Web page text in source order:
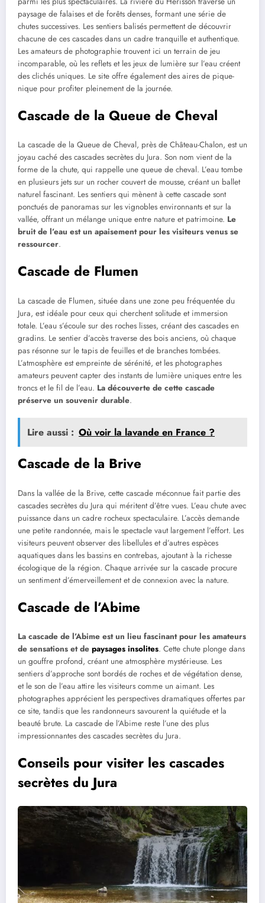
paysage de falaises et de forêts denses, formant une série de
chutes successives. Les sentiers balisés permettent de découvrir
chacune de ces cascades dans un cadre tranquille et authentique.
Les amateurs de photographie trouvent ici un terrain de jeu
incomparable, où les reflets et les jeux de lumière sur l’eau créent
des clichés uniques. Le site offre également des aires de pique-
nique pour profiter pleinement de la journée.
Cascade de la Queue de Cheval
La cascade de la Queue de Cheval, près de Château-Chalon, est un
joyau caché des cascades secrètes du Jura. Son nom vient de la
forme de la chute, qui rappelle une queue de cheval. L’eau tombe
en plusieurs jets sur un rocher couvert de mousse, créant un ballet
naturel fascinant. Les sentiers qui mènent à cette cascade sont
ponctués de panoramas sur les vignobles environnants et sur la
vallée, offrant un mélange unique entre nature et patrimoine. Le
bruit de l’eau est un apaisement pour les visiteurs venus se
ressourcer.
Cascade de Flumen
La cascade de Flumen, située dans une zone peu fréquentée du
Jura, est idéale pour ceux qui cherchent solitude et immersion
totale. L’eau s’écoule sur des roches lisses, créant des cascades en
gradins. Le sentier d’accès traverse des bois anciens, où chaque
pas résonne sur le tapis de feuilles et de branches tombées.
L’atmosphère est empreinte de sérénité, et les photographes
amateurs peuvent capter des instants de lumière uniques entre les
troncs et le fil de l’eau. La découverte de cette cascade
préserve un souvenir durable.
Lire aussi : Où voir la lavande en France ?
Cascade de la Brive
Dans la vallée de la Brive, cette cascade méconnue fait partie des
cascades secrètes du Jura qui méritent d’être vues. L’eau chute avec
puissance dans un cadre rocheux spectaculaire. L’accès demande
une petite randonnée, mais le spectacle vaut largement l’effort. Les
visiteurs peuvent observer des libellules et d’autres espèces
aquatiques dans les bassins en contrebas, ajoutant à la richesse
écologique de la région. Chaque arrivée sur la cascade procure
un sentiment d’émerveillement et de connexion avec la nature.
Cascade de l’Abime
La cascade de l’Abime est un lieu fascinant pour les amateurs
de sensations et de paysages insolites. Cette chute plonge dans
un gouffre profond, créant une atmosphère mystérieuse. Les
sentiers d’approche sont bordés de roches et de végétation dense,
et le son de l’eau attire les visiteurs comme un aimant. Les
photographes apprécient les perspectives dramatiques offertes par
ce site, tandis que les randonneurs savourent la quiétude et la
beauté brute. La cascade de l’Abime reste l’une des plus
impressionnantes des cascades secrètes du Jura.
Conseils pour visiter les cascades
secrètes du Jura